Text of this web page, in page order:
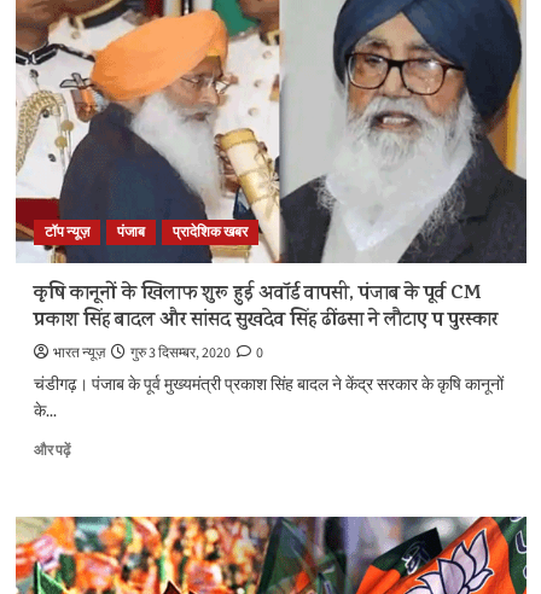
ने
पद्म
सम्मान
लौटाने
के
बादल
के
कदम
‘नाटक’
और
पढ़ें
टॉप न्यूज़ पंजाब प्रादेशिक खबर
कृषि कानूनों के खिलाफ शुरू हुई अवॉर्ड वापसी, पंजाब के पूर्व CM
प्रकाश सिंह बादल और सांसद सुखदेव सिंह ढींढसा ने लौटाए पद्म पुरस्कार
भारत न्यूज़ गुरु 3 दिसम्बर, 2020
0
चंडीगढ़। पंजाब के पूर्व मुख्यमंत्री प्रकाश सिंह बादल ने केंद्र सरकार के कृषि कानूनों
के...
और पढ़ेंकृषि
खिलाफ
शुरू
हुई
अवॉर्ड